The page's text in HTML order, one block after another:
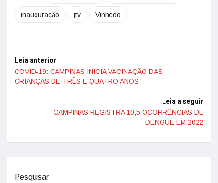
inauguração jtv Vinhedo
Leia anterior
COVID-19: CAMPINAS INICIA VACINAÇÃO DAS
CRIANÇAS DE TRÊS E QUATRO ANOS
Leia a seguir
CAMPINAS REGISTRA 10,5 OCORRÊNCIAS DE
DENGUE EM 2022
Pesquisar